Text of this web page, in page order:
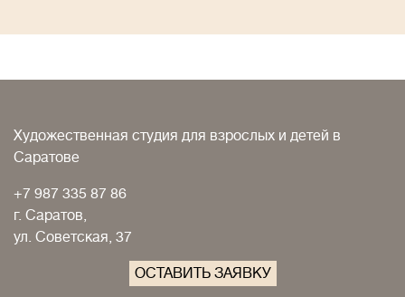
Художественная студия для взрослых и детей в
Саратове
+7 987 335 87 86
г. Саратов,
ул. Советская, 37
ОСТАВИТЬ ЗАЯВКУ